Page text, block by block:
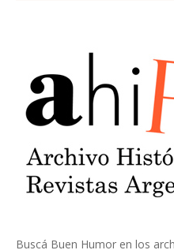
Buscá Buen Humor en los